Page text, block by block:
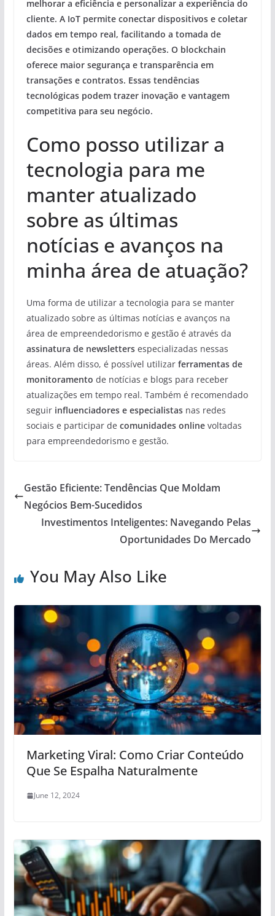
melhorar a eficiência e personalizar a experiência do
cliente. A IoT permite conectar dispositivos e coletar
dados em tempo real, facilitando a tomada de
decisões e otimizando operações. O blockchain
oferece maior segurança e transparência em
transações e contratos. Essas tendências
tecnológicas podem trazer inovação e vantagem
competitiva para seu negócio.
Como posso utilizar a
tecnologia para me
manter atualizado
sobre as últimas
notícias e avanços na
minha área de atuação?
Uma forma de utilizar a tecnologia para se manter
atualizado sobre as últimas notícias e avanços na
área de empreendedorismo e gestão é através da
assinatura de newslettersespecializadas nessas
áreas. Além disso, é possível utilizar ferramentas de
monitoramento de notícias e blogs para receber
atualizações em tempo real. Também é recomendado
seguirinfluenciadores e especialistasnas redes
sociais e participar de comunidades onlinevoltadas
para empreendedorismo e gestão.
Gestão Eficiente: Tendências Que Moldam
Negócios Bem-Sucedidos
Investimentos Inteligentes: Navegando Pelas
Oportunidades Do Mercado
You May Also Like
Marketing Viral: Como Criar Conteúdo
Que Se Espalha Naturalmente
June 12, 2024